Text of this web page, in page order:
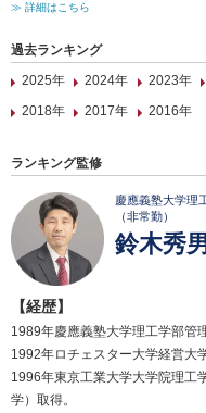
≫ 詳細はこちら
過去ランキング
2025年
2024年 2023年
2018年
2017年 2016年
ランキング監修
慶應義塾大学理
（非常勤）
鈴木秀
【経歴】
1989年慶應義塾大学理工学部管
1992年ロチェスター大学経営大
1996年東京工業大学大学院理工
学）取得。